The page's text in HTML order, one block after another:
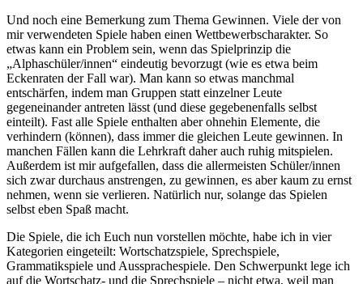
Und noch eine Bemerkung zum Thema Gewinnen. Viele der von
mir verwendeten Spiele haben einen Wettbewerbscharakter. So
etwas kann ein Problem sein, wenn das Spielprinzip die
„Alphaschüler/innen“ eindeutig bevorzugt (wie es etwa beim
Eckenraten der Fall war). Man kann so etwas manchmal
entschärfen, indem man Gruppen statt einzelner Leute
gegeneinander antreten lässt (und diese gegebenenfalls selbst
einteilt). Fast alle Spiele enthalten aber ohnehin Elemente, die
verhindern (können), dass immer die gleichen Leute gewinnen. In
manchen Fällen kann die Lehrkraft daher auch ruhig mitspielen.
Außerdem ist mir aufgefallen, dass die allermeisten Schüler/innen
sich zwar durchaus anstrengen, zu gewinnen, es aber kaum zu ernst
nehmen, wenn sie verlieren. Natürlich nur, solange das Spielen
selbst eben Spaß macht.
Die Spiele, die ich Euch nun vorstellen möchte, habe ich in vier
Kategorien eingeteilt: Wortschatzspiele, Sprechspiele,
Grammatikspiele und Aussprachespiele. Den Schwerpunkt lege ich
auf die Wortschatz- und die Sprechspiele – nicht etwa, weil man